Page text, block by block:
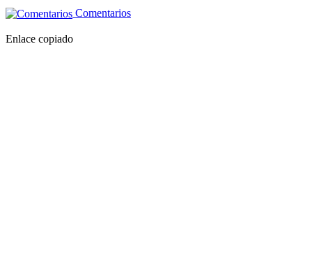
Comentarios
Enlace copiado